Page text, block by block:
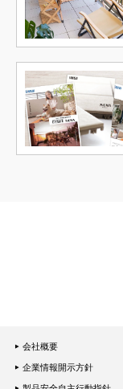
会社概要
企業情報開示方針